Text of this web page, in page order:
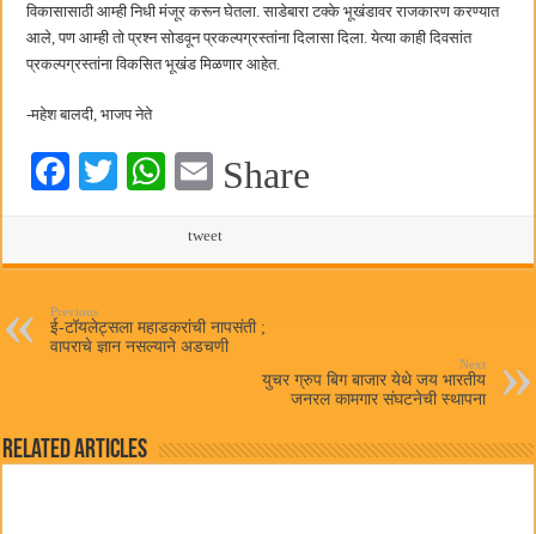
विकासासाठी आम्ही निधी मंजूर करून घेतला. साडेबारा टक्के भूखंडावर राजकारण करण्यात
आले, पण आम्ही तो प्रश्न सोडवून प्रकल्पग्रस्तांना दिलासा दिला. येत्या काही दिवसांत
प्रकल्पग्रस्तांना विकसित भूखंड मिळणार आहेत.
-महेश बालदी, भाजप नेते
Fa T
W
ts
pp
E
ail
Share
tweet
Previous
ई-टॉयलेट्सला महाडकरांची नापसंती ;
वापराचे ज्ञान नसल्याने अडचणी
Next
युचर ग्रुप बिग बाजार येथे जय भारतीय
जनरल कामगार संघटनेची स्थापना
Related Articles